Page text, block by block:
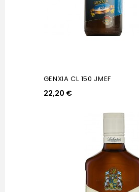
GENXIA CL 150 JMEF
22,20 €